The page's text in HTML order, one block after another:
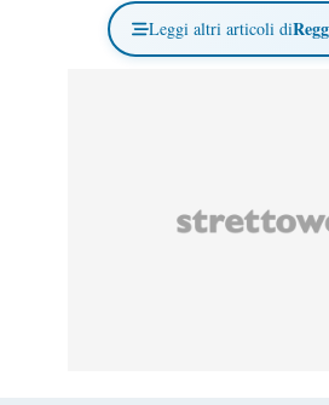
Leggi altri articoli di